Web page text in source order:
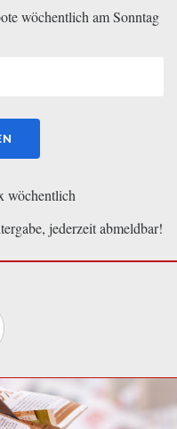
wöchentlich am Sonntag
wöchentlich
jederzeit abmeldbar!